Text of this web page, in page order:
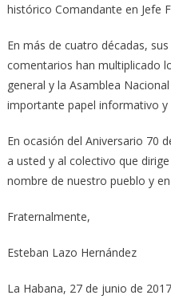
histórico Comandante en Jefe
En más de cuatro décadas,
comentarios han multiplicado
general y la Asamblea
importante papel informativo y
En ocasión del Aniversario 70
a usted y al colectivo que
nombre de nuestro pueblo y
Fraternalmente,
Esteban Lazo Hernández
La Habana, 27 de junio de 2017